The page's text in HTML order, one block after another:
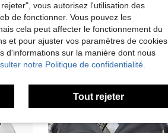
vous autorisez l'utilisation des
de fonctionner. Vous pouvez les
cela peut affecter le fonctionnement du
et pour ajuster vos paramètres de cookies
d'informations sur la manière dont nous
notre Politique de confidentialité.
Tout rejeter